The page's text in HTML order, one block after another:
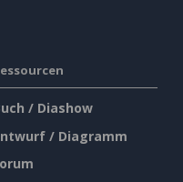
/ Diashow
/ Diagramm